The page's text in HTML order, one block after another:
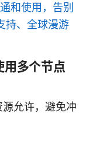
和使用，告别
持、全球漫游
用多个节点
允许，避免冲